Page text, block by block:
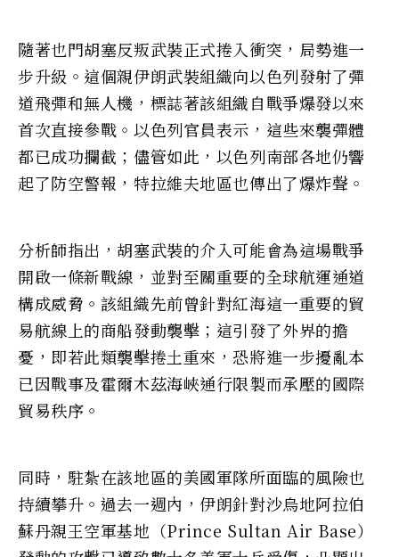
隨著也門胡塞反叛武裝正式捲入衝突，局勢進一
步升級。這個親伊朗武裝組織向以色列發射了彈
道飛彈和無人機，標誌著該組織自戰爭爆發以來
首次直接參戰。以色列官員表示，這些來襲彈體
都已成功攔截；儘管如此，以色列南部各地仍響
起了防空警報，特拉維夫地區也傳出了爆炸聲。
分析師指出，胡塞武裝的介入可能會為這場戰爭
開啟一條新戰線，並對至關重要的全球航運通道
構成威脅。該組織先前曾針對紅海這一重要的貿
易航線上的商船發動襲擊；這引發了外界的擔
憂，即若此類襲擊捲土重來，恐將進一步擾亂本
已因戰事及霍爾木茲海峽通行限製而承壓的國際
貿易秩序。
同時，駐紮在該地區的美國軍隊所面臨的風險也
持續攀升。過去一週內，伊朗針對沙烏地阿拉伯
蘇丹親王空軍基地（Prince Sultan Air Base）